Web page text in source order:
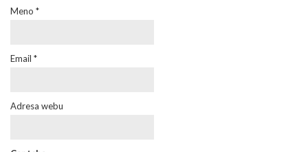
Meno *
Email *
Adresa webu